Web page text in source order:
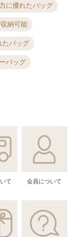
に優れたバッグ
納可能
たバッグ
バッグ
て 会員について